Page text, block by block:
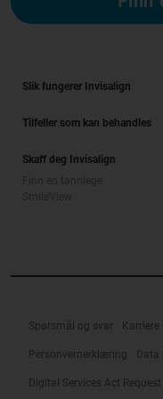
Slik fungerer Invisalign
Tilfeller som kan behandles
Skaff deg Invisalign
Spørsmål og svar Karriere
Personvernerklæring Data
Digital Services Act Request